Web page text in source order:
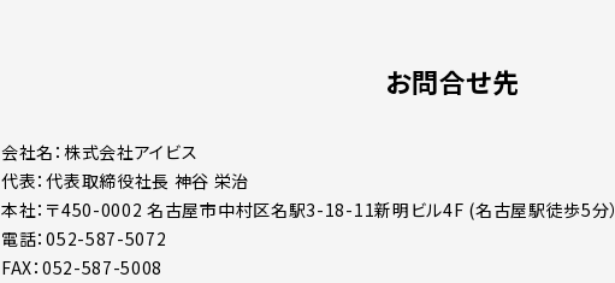
お問合せ先
会社名：株式会社アイビス
代表：代表取締役社長 神谷 栄治
本社：〒450-0002 名古屋市中村区名駅3-18-11新明ビル4F (名古屋駅徒歩5分）
電話：052-587-5072
FAX：052-587-5008